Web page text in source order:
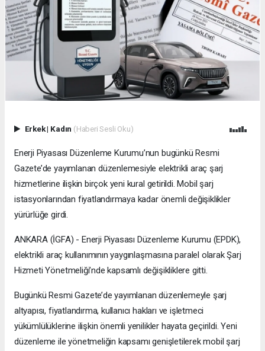
Erkek| Kadın (Haberi Sesli Oku)
Enerji Piyasası Düzenleme Kurumu’nun bugünkü Resmi
Gazete’de yayımlanan düzenlemesiyle elektrikli araç şarj
hizmetlerine ilişkin birçok yeni kural getirildi. Mobil şarj
istasyonlarından fiyatlandırmaya kadar önemli değişiklikler
yürürlüğe girdi.
ANKARA (İGFA) - Enerji Piyasası Düzenleme Kurumu (EPDK),
elektrikli araç kullanımının yaygınlaşmasına paralel olarak Şarj
Hizmeti Yönetmeliği’nde kapsamlı değişikliklere gitti.
Bugünkü Resmi Gazete’de yayımlanan düzenlemeyle şarj
altyapısı, fiyatlandırma, kullanıcı hakları ve işletmeci
yükümlülüklerine ilişkin önemli yenilikler hayata geçirildi. Yeni
düzenleme ile yönetmeliğin kapsamı genişletilerek mobil şarj